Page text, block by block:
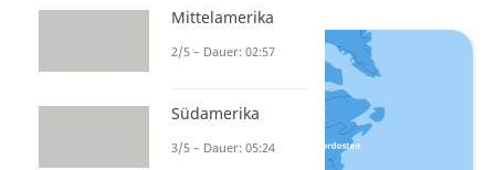
Mittelamerika
2/5 – Dauer: 02:57
Südamerika
3/5 – Dauer: 05:24